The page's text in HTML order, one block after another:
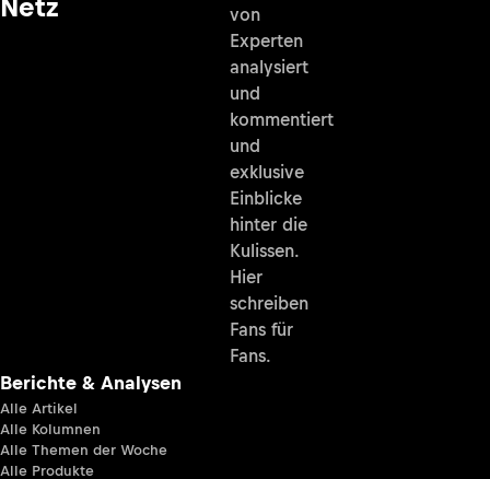
Netz
von
Experten
analysiert
und
kommentiert
und
exklusive
Einblicke
hinter die
Kulissen.
Hier
schreiben
Fans für
Fans.
Berichte & Analysen
Alle Artikel
Alle Kolumnen
Alle Themen der Woche
Alle Produkte